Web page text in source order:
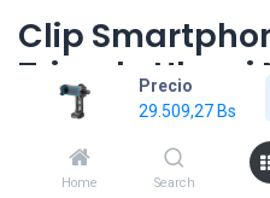
Precio
29.509,27Bs
Home Search
Clip
Tripode Ulanzi
cabezal movil
29.509,27 Bs